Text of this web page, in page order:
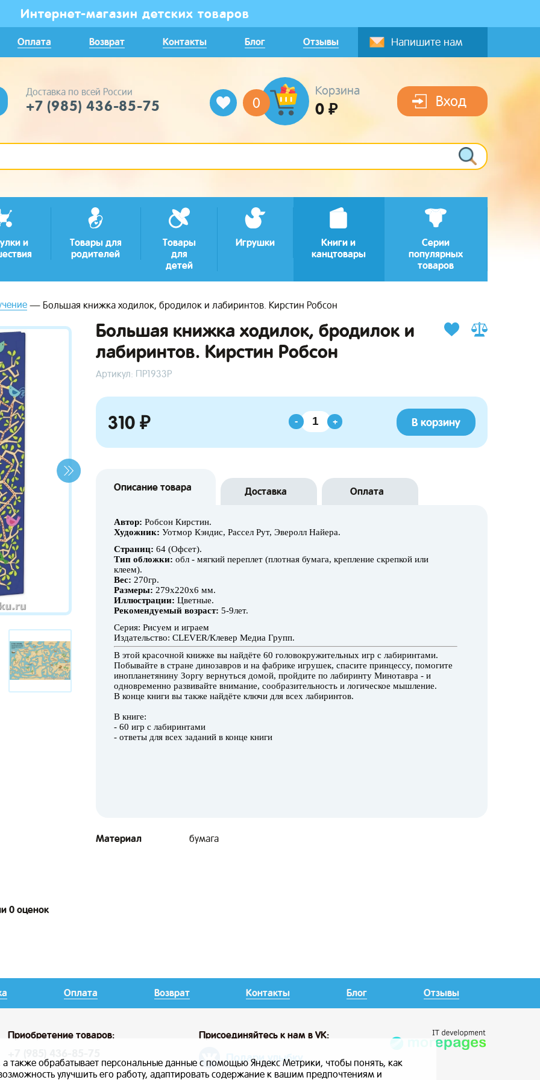
Интернет-магазин детских товаров
Оплата Возврат Контакты Блог Отзывы Напишите нам
Доставка по всей России
+7 (985) 436-85-75 0
Корзина
0 ₽ Вход
и
Товары для
родителей
Товары
для
детей
Игрушки
Книги и
канцтовары
Серии
популярных
товаров
Большая книжка ходилок, бродилок и лабиринтов. Кирстин Робсон
Большая книжка ходилок, бродилок и
лабиринтов. Кирстин Робсон
Артикул: ПР1933Р
310 ₽ - + В корзину
Описание товара Доставка Оплата
Автор: Робсон Кирстин.
Художник: Уотмор Кэндис, Рассел Рут, Эверолл Найера.
Страниц: 64 (Офсет).
Тип обложки: обл - мягкий переплет (плотная бумага, крепление скрепкой или
клеем).
Вес: 270гр.
Размеры: 279x220x6 мм.
Иллюстрации: Цветные.
Рекомендуемый возраст: 5-9лет.
Серия: Рисуем и играем
Издательство: CLEVER/Клевер Медиа Групп.
В этой красочной книжке вы найдёте 60 головокружительных игр с лабиринтами.
Побывайте в стране динозавров и на фабрике игрушек, спасите принцессу, помогите
инопланетянину Зоргу вернуться домой, пройдите по лабиринту Минотавра - и
одновременно развивайте внимание, сообразительность и логическое мышление.
В конце книги вы также найдёте ключи для всех лабиринтов.
В книге:
- 60 игр с лабиринтами
- ответы для всех заданий в конце книги
Материал бумага
0 оценок
Оплата Возврат Контакты Блог Отзывы
Приобретение товаров: Присоединяйтесь к нам в VK:
Подари улыбку
также обрабатывает персональные данные с помощью Яндекс Метрики, чтобы понять, как
улучшить его работу, адаптировать содержание к вашим предпочтениям и